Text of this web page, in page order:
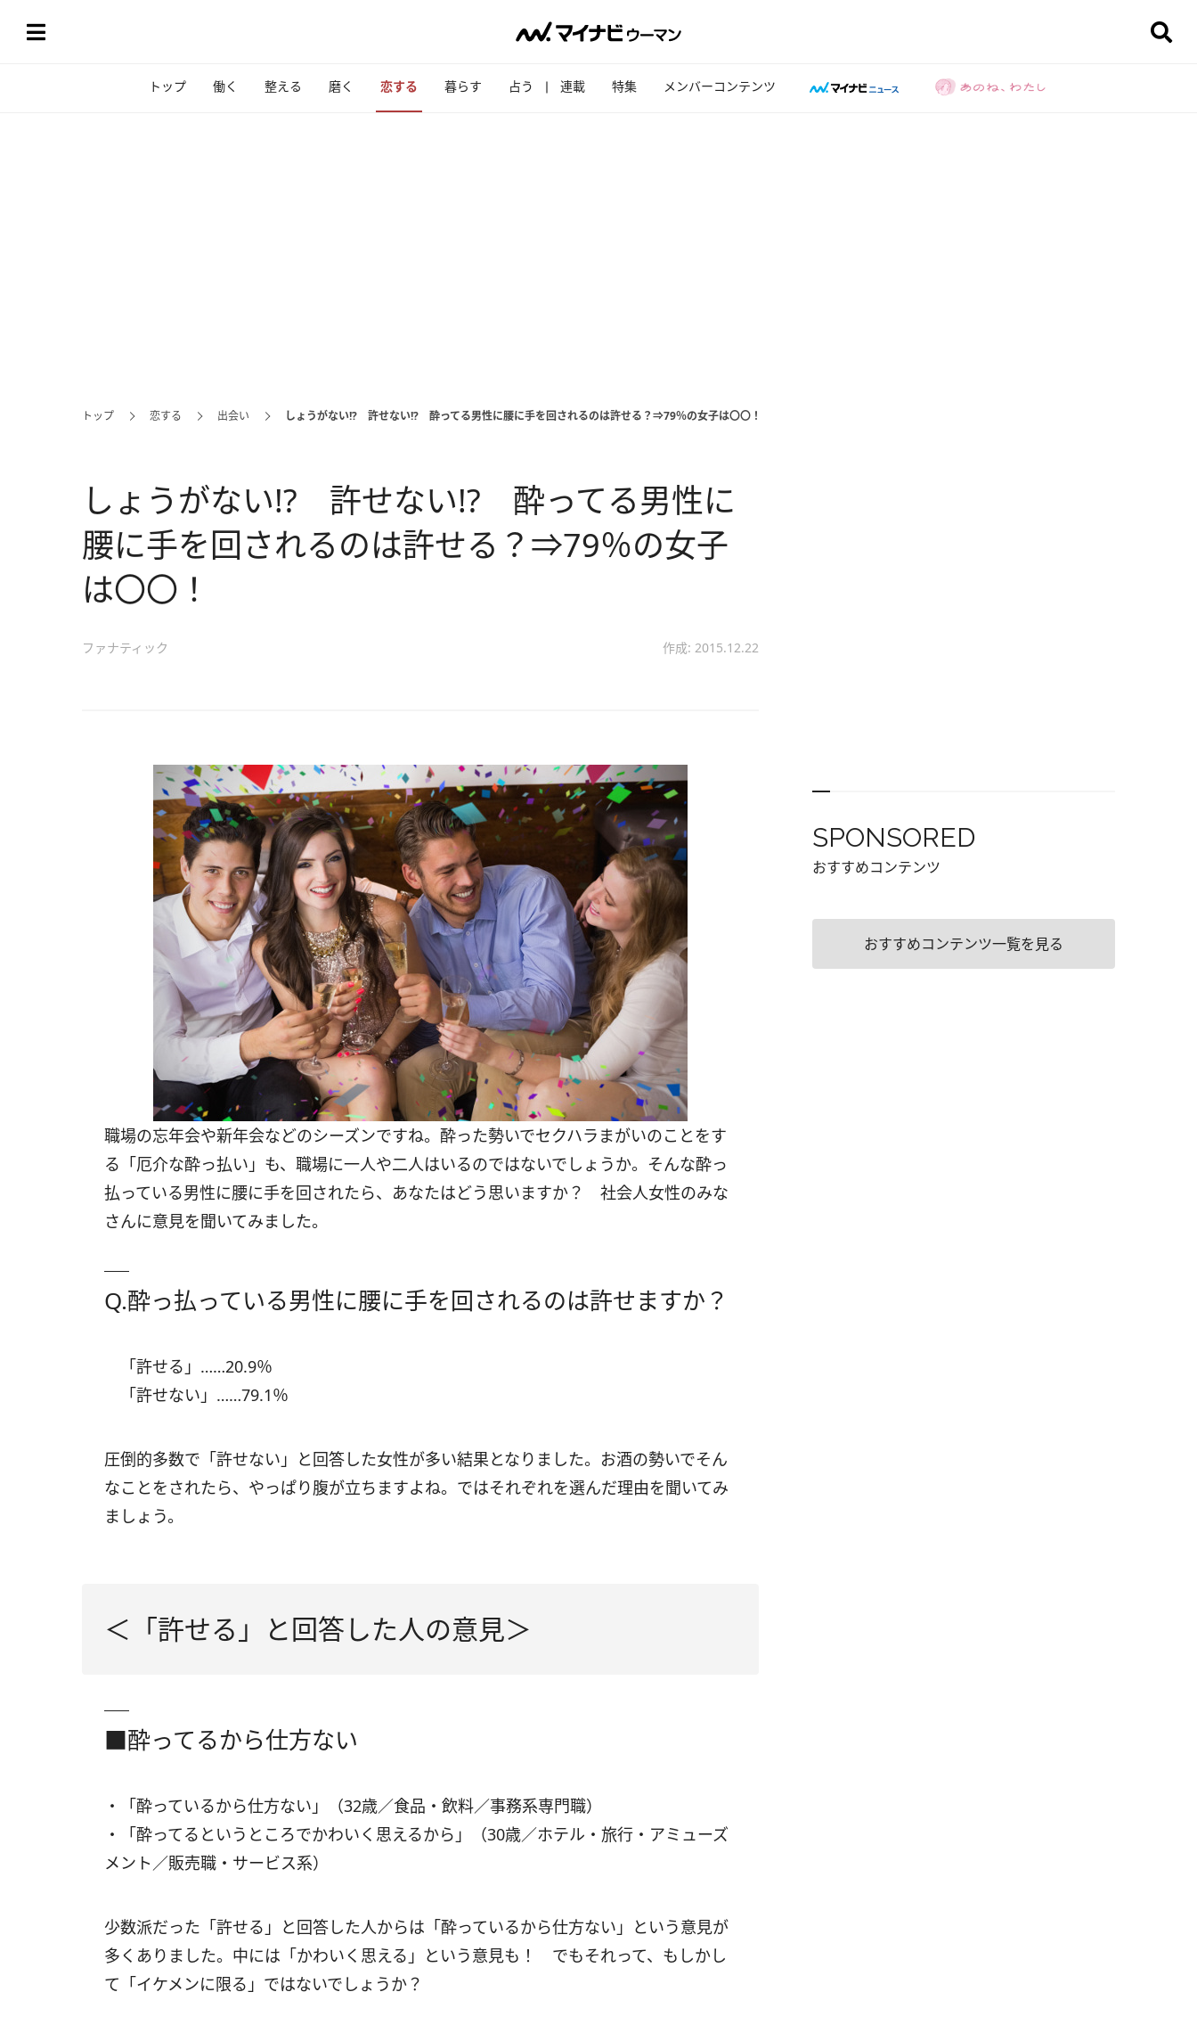
トップ 働く 整える 磨く 恋する 暮らす 占う 連載 特集 メンバーコンテンツ
トップ 恋する 出会い しょうがない!? 許せない!? 酔ってる男性に腰に手を回されるのは許せる？⇒79％の女子は〇〇！
しょうがない!? 許せない!? 酔ってる男性に
腰に手を回されるのは許せる？⇒79％の女子
は〇〇！
ファナティック 作成: 2015.12.22
職場の忘年会や新年会などのシーズンですね。酔った勢いでセクハラまがいのことをす
る「厄介な酔っ払い」も、職場に一人や二人はいるのではないでしょうか。そんな酔っ
払っている男性に腰に手を回されたら、あなたはどう思いますか？ 社会人女性のみな
さんに意見を聞いてみました。
Q.酔っ払っている男性に腰に手を回されるのは許せますか？
「許せる」……20.9％
「許せない」……79.1％
圧倒的多数で「許せない」と回答した女性が多い結果となりました。お酒の勢いでそん
なことをされたら、やっぱり腹が立ちますよね。ではそれぞれを選んだ理由を聞いてみ
ましょう。
＜「許せる」と回答した人の意見＞
■酔ってるから仕方ない
・「酔っているから仕方ない」（32歳／食品・飲料／事務系専門職）
・「酔ってるというところでかわいく思えるから」（30歳／ホテル・旅行・アミューズ
メント／販売職・サービス系）
少数派だった「許せる」と回答した人からは「酔っているから仕方ない」という意見が
多くありました。中には「かわいく思える」という意見も！ でもそれって、もしかし
て「イケメンに限る」ではないでしょうか？
SPONSORED
おすすめコンテンツ
おすすめコンテンツ一覧を見る